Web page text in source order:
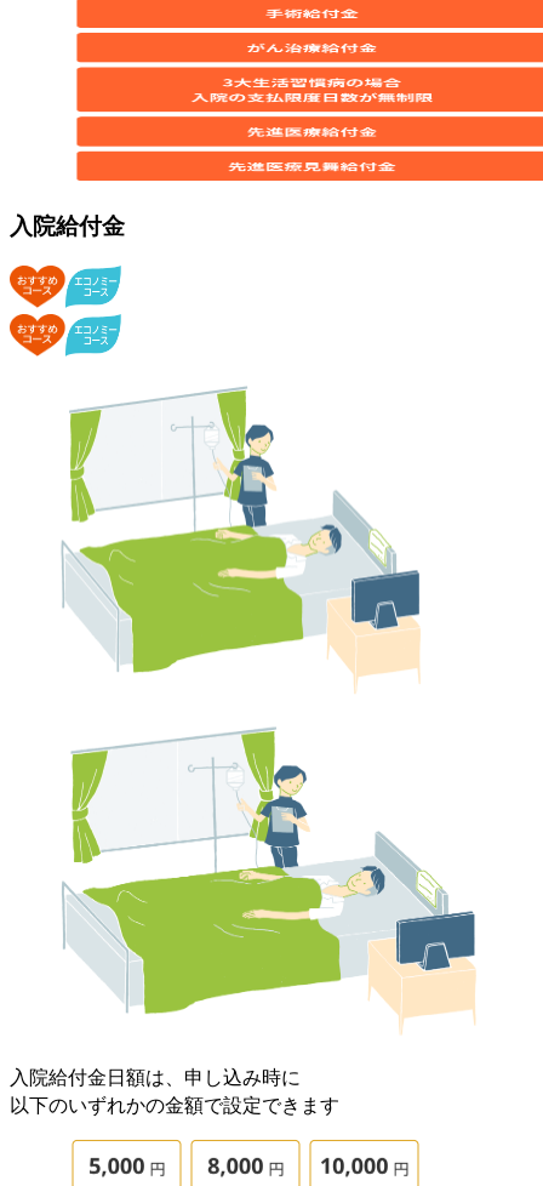
入院給付金
入院給付金日額は、申し込み時に
以下のいずれかの金額で設定できます